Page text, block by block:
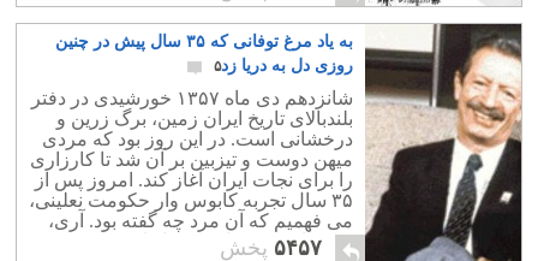
دین شود، دنیا یک قدم بزرگ برداشته است.
به یاد مرغ توفانی که ۳۵ سال پیش در چنین
روزی دل به دریا زد‎۵
شانزدهم دی ماه ۱۳۵۷ خورشیدی در دفتر
بلندبالای تاریخ ایران زمین، برگ زرین و
درخشانی است. در این روز بود که مردی
میهن دوست و تیزبین بر آن شد تا کارزاری
را برای نجات ایران آغاز کند. امروز پس از
۳۵ سال تجربه کابوس وار حکومت نعلینی،
می فهمیم که آن مرد چه گفته بود. آری،
سخن از دکتر شاپور بختیار است.
۵۴۵۷ پخش